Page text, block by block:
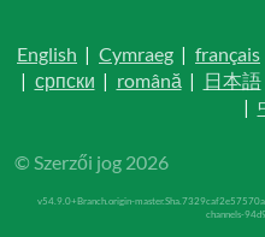
English | Cymraeg | français
| српски | română | 日本語
|
© Szerzői jog 2026
v54.9.0+Branch.origin-
channels-